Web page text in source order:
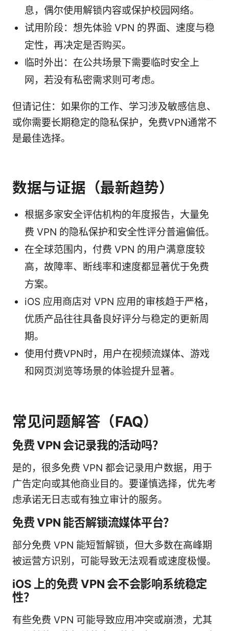
息，偶尔使用解锁内容或保护校园网络。
试用阶段：想先体验 VPN 的界面、速度与稳
定性，再决定是否购买。
临时外出：在公共场景下需要临时安全上
网，若没有私密需求则可考虑。
但请记住：如果你的工作、学习涉及敏感信息、
或你需要长期稳定的隐私保护，免费VPN通常不
是最佳选择。
数据与证据（最新趋势）
根据多家安全评估机构的年度报告，大量免
费 VPN 的隐私保护和安全性评分普遍偏低。
在全球范围内，付费 VPN 的用户满意度较
高，故障率、断线率和速度都显著优于免费
方案。
iOS 应用商店对 VPN 应用的审核趋于严格，
优质产品往往具备良好评分与稳定的更新周
期。
使用付费VPN时，用户在视频流媒体、游戏
和网页浏览等场景的体验提升显著。
常见问题解答（FAQ）
免费 VPN 会记录我的活动吗？
是的，很多免费 VPN 都会记录用户数据，用于
广告定向或其他商业目的。要谨慎选择，优先考
虑承诺无日志或有独立审计的服务。
免费 VPN 能否解锁流媒体平台？
部分免费 VPN 能短暂解锁，但大多数在高峰期
被运营方识别，可能导致无法观看或速度极慢。
iOS 上的免费 VPN 会不会影响系统稳定
性？
有些免费 VPN 可能导致应用冲突或崩溃，尤其